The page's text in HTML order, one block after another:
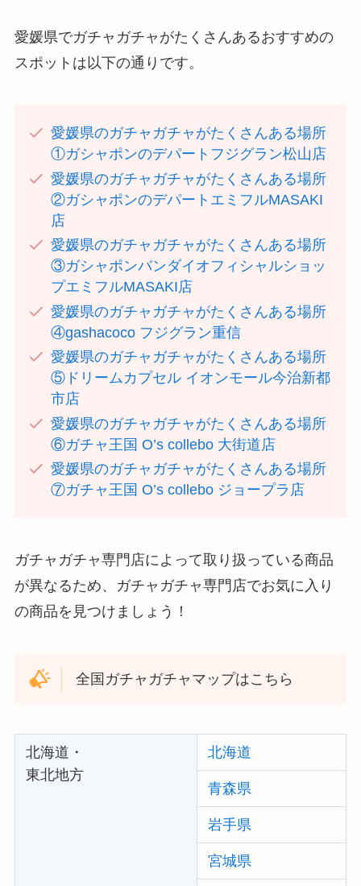
愛媛県でガチャガチャがたくさんあるおすすめの
スポットは以下の通りです。
愛媛県のガチャガチャがたくさんある場所
①ガシャポンのデパートフジグラン松山店
愛媛県のガチャガチャがたくさんある場所
②ガシャポンのデパートエミフルMASAKI
店
愛媛県のガチャガチャがたくさんある場所
③ガシャポンバンダイオフィシャルショッ
プエミフルMASAKI店
愛媛県のガチャガチャがたくさんある場所
④gashacoco フジグラン重信
愛媛県のガチャガチャがたくさんある場所
⑤ドリームカプセル イオンモール今治新都
市店
愛媛県のガチャガチャがたくさんある場所
⑥ガチャ王国 O’s collebo 大街道店
愛媛県のガチャガチャがたくさんある場所
⑦ガチャ王国 O’s collebo ジョープラ店
ガチャガチャ専門店によって取り扱っている商品
が異なるため、ガチャガチャ専門店でお気に入り
の商品を見つけましょう！
全国ガチャガチャマップはこちら
北海道・
東北地方
北海道
青森県
岩手県
宮城県